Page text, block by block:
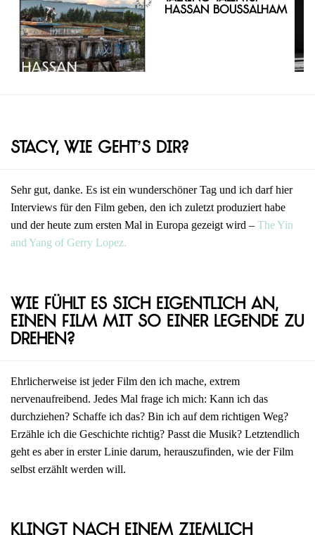
Hassan Boussalham
Stacy, wie geht’s dir?
Sehr gut, danke. Es ist ein wunderschöner Tag und ich darf hier
Interviews für den Film geben, den ich zuletzt produziert habe
und der heute zum ersten Mal in Europa gezeigt wird – The Yin
and Yang of Gerry Lopez.
Wie fühlt es sich eigentlich an,
einen Film mit so einer Legende zu
drehen?
Ehrlicherweise ist jeder Film den ich mache, extrem
nervenaufreibend. Jedes Mal frage ich mich: Kann ich das
durchziehen? Schaffe ich das? Bin ich auf dem richtigen Weg?
Erzähle ich die Geschichte richtig? Passt die Musik? Letztendlich
geht es aber in erster Linie darum, herauszufinden, wie der Film
selbst erzählt werden will.
Klingt nach einem ziemlich